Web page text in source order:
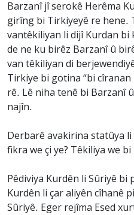
Barzanî jî serokê Herêma
girîng bi Tirkiyeyê re hene.
vantêkiliyan li dijî Kurdan bi
de ne ku birêz Barzanî û
van têkiliyan di
Tirkiye bi gotina “bi
rê. Lê niha tenê bi Barzanî
najîn.
Derbarê avakirina statûya li
fikra we çi ye? Têkiliya we
Pêdiviya Kurdên li Sûriyê bi
Kurdên li çar aliyên cîhanê
Sûriyê. Eger rejîma Esed